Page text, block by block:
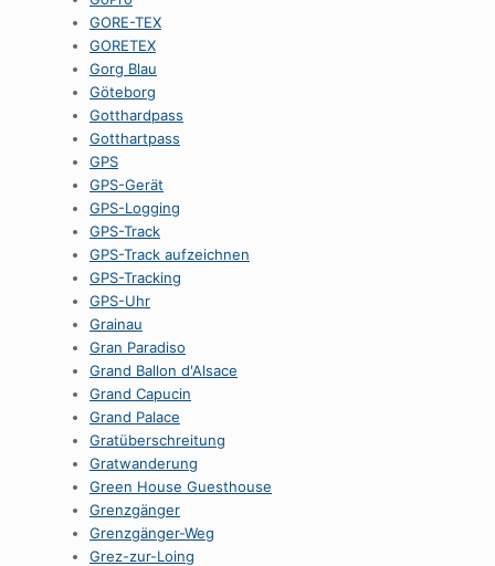
GORE-TEX
GORETEX
Gorg Blau
Göteborg
Gotthardpass
Gotthartpass
GPS
GPS-Gerät
GPS-Logging
GPS-Track
GPS-Track aufzeichnen
GPS-Tracking
GPS-Uhr
Grainau
Gran Paradiso
Grand Ballon d'Alsace
Grand Capucin
Grand Palace
Gratüberschreitung
Gratwanderung
Green House Guesthouse
Grenzgänger
Grenzgänger-Weg
Grez-zur-Loing